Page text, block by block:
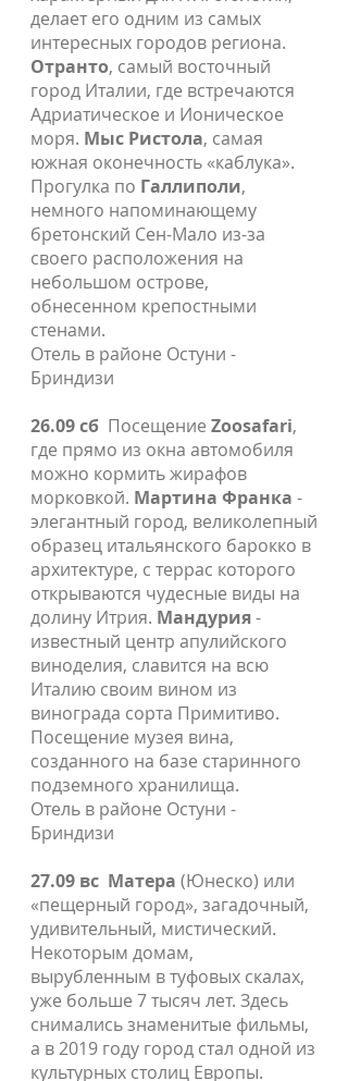
делает его одним из самых
интересных городов региона.
Отранто, самый восточный
город Италии, где встречаются
Адриатическое и Ионическое
моря. Мыс Ристола, самая
южная оконечность «каблука».
Прогулка по Галлиполи,
немного напоминающему
бретонский Сен-Мало из-за
своего расположения на
небольшом острове,
обнесенном крепостными
стенами.
Отель в районе Остуни -
Бриндизи
26.09 сб Посещение Zoosafari,
где прямо из окна автомобиля
можно кормить жирафов
морковкой. Мартина Франка -
элегантный город, великолепный
образец итальянского барокко в
архитектуре, с террас которого
открываются чудесные виды на
долину Итрия. Мандурия-
известный центр апулийского
виноделия, славится на всю
Италию своим вином из
винограда сорта Примитиво.
Посещение музея вина,
созданного на базе старинного
подземного хранилища.
Отель в районе Остуни -
Бриндизи
27.09 вс Матера (Юнеско) или
«пещерный город», загадочный,
удивительный, мистический.
Некоторым домам,
вырубленным в туфовых скалах,
уже больше 7 тысяч лет. Здесь
снимались знаменитые фильмы,
а в 2019 году город стал одной из
культурных столиц Европы.